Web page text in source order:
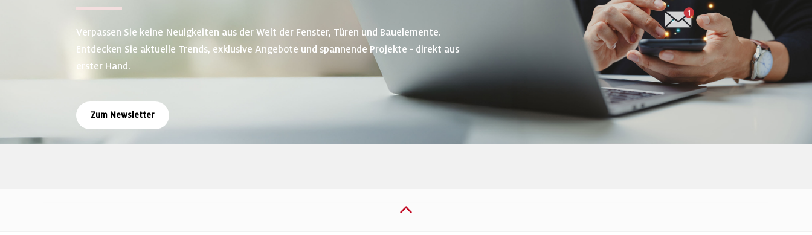
Verpassen Sie keine Neuigkeiten aus der Welt der Fenster, Türen und Bauelemente.
Entdecken Sie aktuelle Trends, exklusive Angebote und spannende Projekte - direkt aus
erster Hand.
Zum Newsletter